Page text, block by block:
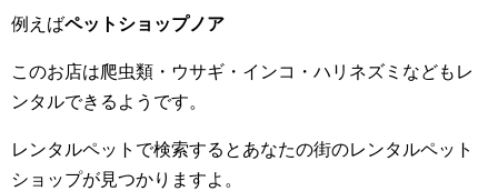
例えばペットショップノア
このお店は爬虫類・ウサギ・インコ・ハリネズミなどもレ
ンタルできるようです。
レンタルペットで検索するとあなたの街のレンタルペット
ショップが見つかりますよ。